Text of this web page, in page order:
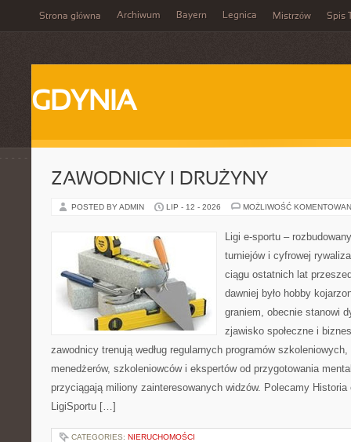
Strona główna Archiwum Bayern Legnica Mistrzów Spis
GDYNIA
ZAWODNICY I DRUŻYNY
POSTED BY ADMIN LIP - 12 - 2026 MOŻLIWOŚĆ
Ligi e-sportu –
turniejów i cyfrowej
ciągu ostatnich lat
dawniej było hobby
graniem, obecnie stanowi
zjawisko społeczne i
zawodnicy trenują według regularnych programów
menedżerów, szkoleniowców i ekspertów od przygotowania
przyciągają miliony zainteresowanych widzów. Polecamy
LigiSportu […]
CATEGORIES: NIERUCHOMOŚCI